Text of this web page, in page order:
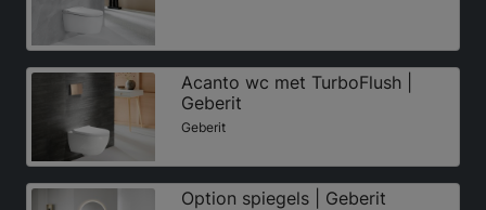
Acanto wc met TurboFlush |
Geberit
Geberit
Option spiegels | Geberit